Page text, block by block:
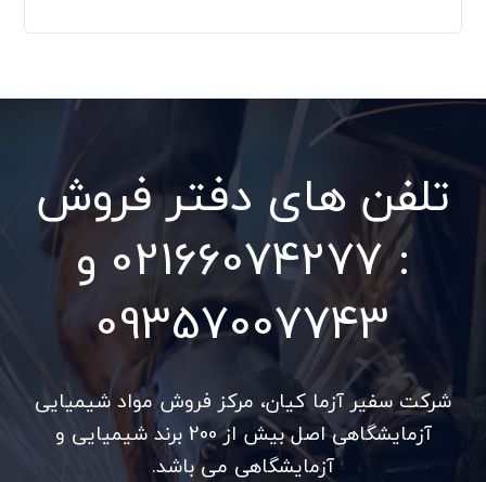
تلفن های دفتر فروش
: 02166074277 و
09357007743
شرکت سفیر آزما کیان، مرکز فروش مواد شیمیایی
آزمایشگاهی اصل بیش از 200 برند شیمیایی و
آزمایشگاهی می باشد.